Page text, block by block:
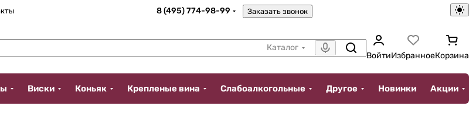
8 (495) 774-98-99 Заказать звонок
Каталог
ВойтиИзбранноеКорзина
Виски Коньяк Крепленые вина Слабоалкогольные Другое Новинки Акции